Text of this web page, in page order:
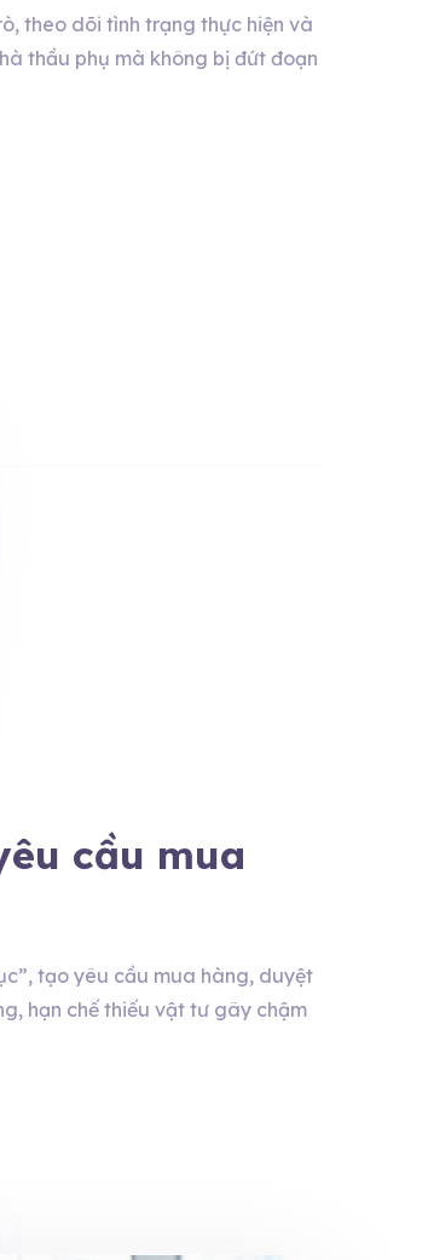
theo dõi tình trạng thực hiện và
thầu phụ mà không bị đứt đoạn
cầu mua
tạo yêu cầu mua hàng, duyệt
hạn chế thiếu vật tư gây chậm